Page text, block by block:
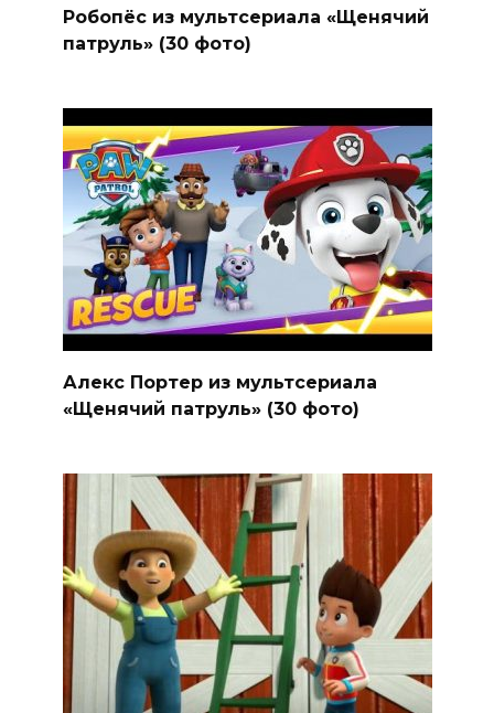
Робопёс из мультсериала «Щенячий
патруль» (30 фото)
Алекс Портер из мультсериала
«Щенячий патруль» (30 фото)